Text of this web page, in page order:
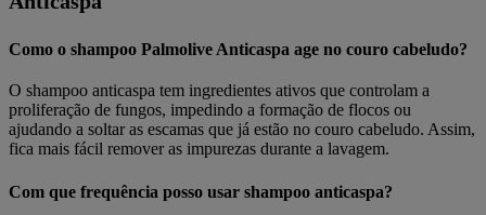
Como o shampoo Palmolive Anticaspa age no couro cabeludo?
O shampoo anticaspa tem ingredientes ativos que controlam a
proliferação de fungos, impedindo a formação de flocos ou
ajudando a soltar as escamas que já estão no couro cabeludo. Assim,
fica mais fácil remover as impurezas durante a lavagem.
Com que frequência posso usar shampoo anticaspa?